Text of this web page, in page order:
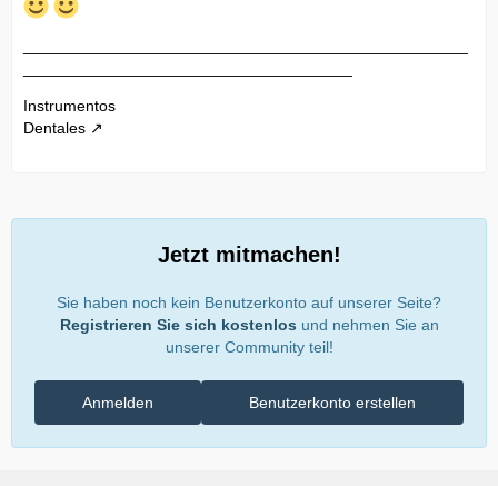
Instrumentos
Dentales
Jetzt mitmachen!
Sie haben noch kein Benutzerkonto auf unserer Seite?
Registrieren Sie sich kostenlos und nehmen Sie an
unserer Community teil!
Benutzerkonto erstellen
Anmelden